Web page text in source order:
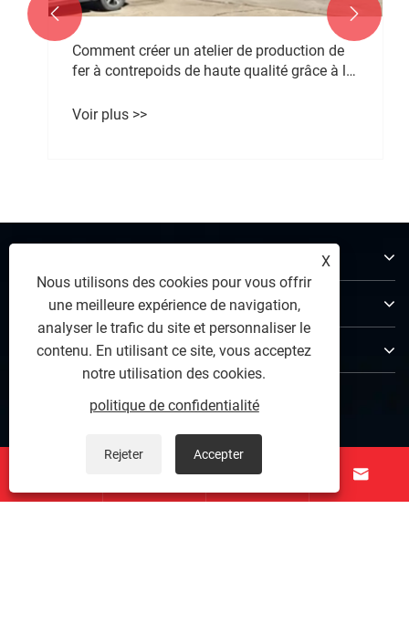
Comment créer un atelier de production de
fer à contrepoids de haute qualité grâce à la
Voir plus >>
 
Produits
Contactez-nous
SUIVEZ-NOUS
 
X
Nous utilisons des cookies pour vous offrir
une meilleure expérience de navigation,
analyser le trafic du site et personnaliser le
contenu. En utilisant ce site, vous acceptez
notre utilisation des cookies.
politique de confidentialité
Rejeter Accepter